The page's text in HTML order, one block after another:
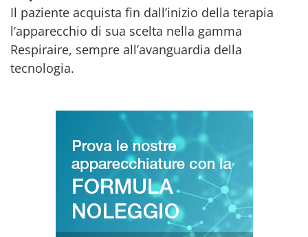
Il paziente acquista fin dall’inizio della terapia
l’apparecchio di sua scelta nella gamma
Respiraire, sempre all’avanguardia della
tecnologia.